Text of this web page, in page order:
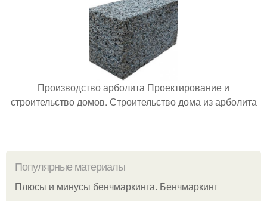
Производство арболита Проектирование и
строительство домов. Строительство дома из арболита
Популярные материалы
Плюсы и минусы бенчмаркинга. Бенчмаркинг